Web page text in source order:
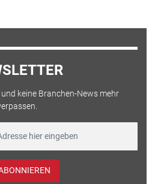
keine Branchen-News mehr